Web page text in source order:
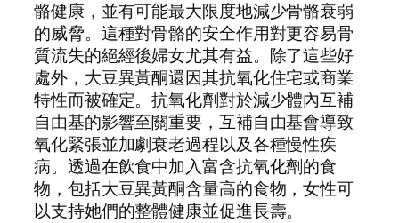
骼健康，並有可能最大限度地減少骨骼衰弱
的威脅。這種對骨骼的安全作用對更容易骨
質流失的絕經後婦女尤其有益。除了這些好
處外，大豆異黃酮還因其抗氧化住宅或商業
特性而被確定。抗氧化劑對於減少體內互補
自由基的影響至關重要，互補自由基會導致
氧化緊張並加劇衰老過程以及各種慢性疾
病。透過在飲食中加入富含抗氧化劑的食
物，包括大豆異黃酮含量高的食物，女性可
以支持她們的整體健康並促進長壽。